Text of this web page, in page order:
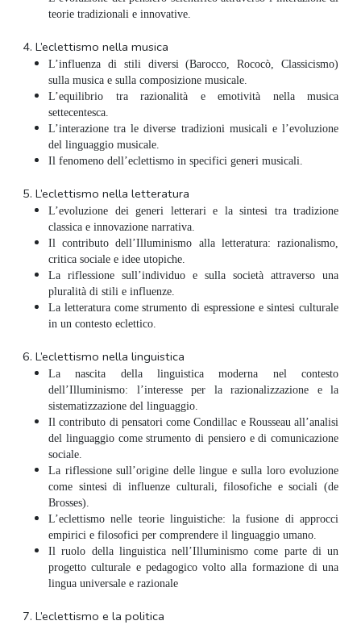
teorie tradizionali e innovative.
4. L’eclettismo nella musica
L’influenza di stili diversi (Barocco, Rococò, Classicismo)
sulla musica e sulla composizione musicale.
L’equilibrio tra razionalità e emotività nella musica
settecentesca.
L’interazione tra le diverse tradizioni musicali e l’evoluzione
del linguaggio musicale.
Il fenomeno dell’eclettismo in specifici generi musicali.
5. L’eclettismo nella letteratura
L’evoluzione dei generi letterari e la sintesi tra tradizione
classica e innovazione narrativa.
Il contributo dell’Illuminismo alla letteratura: razionalismo,
critica sociale e idee utopiche.
La riflessione sull’individuo e sulla società attraverso una
pluralità di stili e influenze.
La letteratura come strumento di espressione e sintesi culturale
in un contesto eclettico.
6. L’eclettismo nella linguistica
La nascita della linguistica moderna nel contesto
dell’Illuminismo: l’interesse per la razionalizzazione e la
sistematizzazione del linguaggio.
Il contributo di pensatori come Condillac e Rousseau all’analisi
del linguaggio come strumento di pensiero e di comunicazione
sociale.
La riflessione sull’origine delle lingue e sulla loro evoluzione
come sintesi di influenze culturali, filosofiche e sociali (de
Brosses).
L’eclettismo nelle teorie linguistiche: la fusione di approcci
empirici e filosofici per comprendere il linguaggio umano.
Il ruolo della linguistica nell’Illuminismo come parte di un
progetto culturale e pedagogico volto alla formazione di una
lingua universale e razionale
7. L’eclettismo e la politica